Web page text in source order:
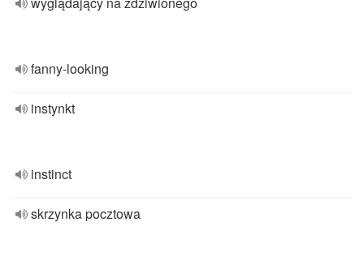
fanny-looking
instynkt
instinct
skrzynka pocztowa